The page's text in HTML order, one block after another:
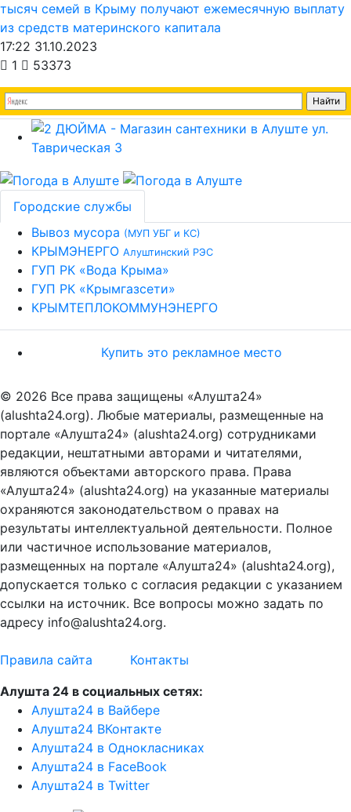
тысяч семей в Крыму получают ежемесячную выплату
из средств материнского капитала
17:22 31.10.2023
1
53373
Городские службы
Вывоз мусора (МУП УБГ и КС)
КРЫМЭНЕРГО Алуштинский РЭС
ГУП РК «Вода Крыма»
ГУП РК «Крымгазсети»
КРЫМТЕПЛОКОММУНЭНЕРГО
Купить это рекламное место
© 2026 Все права защищены «Алушта24»
(alushta24.org). Любые материалы, размещенные на
портале «Алушта24» (alushta24.org) сотрудниками
редакции, нештатными авторами и читателями,
являются объектами авторского права. Права
«Алушта24» (alushta24.org) на указанные материалы
охраняются законодательством о правах на
результаты интеллектуальной деятельности. Полное
или частичное использование материалов,
размещенных на портале «Алушта24» (alushta24.org),
допускается только с согласия редакции с указанием
ссылки на источник. Все вопросы можно задать по
адресу info@alushta24.org.
Правила сайта
Контакты
Алушта 24 в социальных сетях:
Алушта24 в Вайбере
Алушта24 ВКонтакте
Алушта24 в Однокласниках
Алушта24 в FaceBook
Алушта24 в Twitter